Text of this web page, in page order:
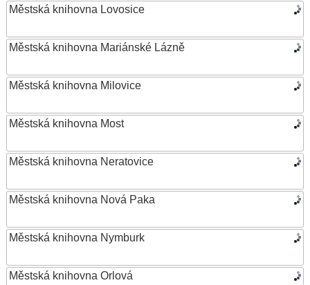
Městská knihovna Lovosice
Městská knihovna Mariánské Lázně
Městská knihovna Milovice
Městská knihovna Most
Městská knihovna Neratovice
Městská knihovna Nová Paka
Městská knihovna Nymburk
Městská knihovna Orlová